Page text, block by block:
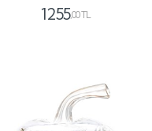
1255,00 TL